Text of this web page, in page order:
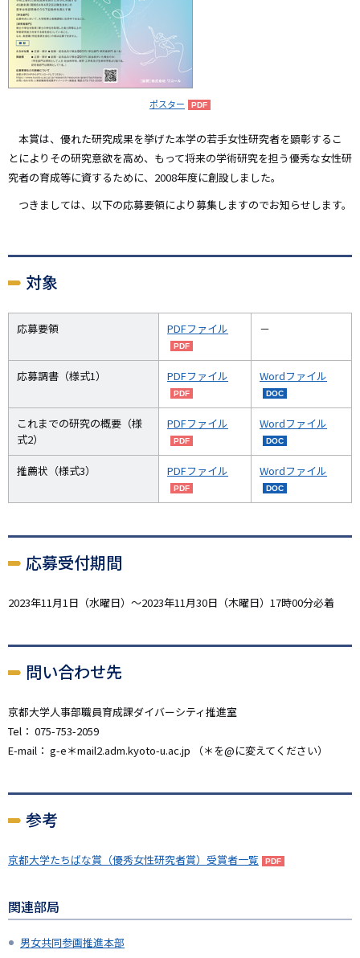
ポスター
本賞は、優れた研究成果を挙げた本学の若手女性研究者を顕彰するこ
とによりその研究意欲を高め、もって将来の学術研究を担う優秀な女性研
究者の育成等に資するために、2008年度に創設しました。
つきましては、以下の応募要領により募集しますのでお知らせします。
対象
応募要領 PDFファイル －
応募調書（様式1） PDFファイル Wordファイル
これまでの研究の概要（様
式2）
PDFファイル Wordファイル
推薦状（様式3） PDFファイル Wordファイル
応募受付期間
2023年11月1日（水曜日）～2023年11月30日（木曜日）17時00分必着
問い合わせ先
京都大学人事部職員育成課ダイバーシティ推進室
Tel： 075-753-2059
E-mail： g-e＊mail2.adm.kyoto-u.ac.jp （＊を@に変えてください）
参考
京都大学たちばな賞（優秀女性研究者賞）受賞者一覧
関連部局
男女共同参画推進本部